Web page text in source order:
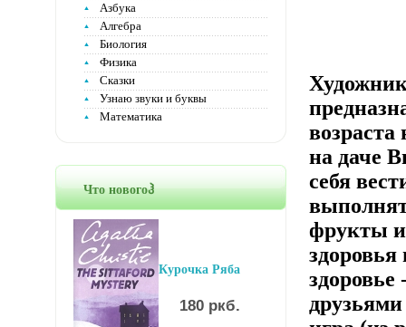
Азбука
Алгебра
Биология
Физика
Сказки
Узнаю звуки и буквы
Математика
Что новогоჰ
Курочка Ряба
180 ркб.
на даче
себя
фрукты и